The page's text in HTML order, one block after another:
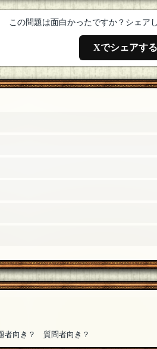
この問題は面白かったですか？シェア
Xでシェアする
者向き？ 質問者向き？